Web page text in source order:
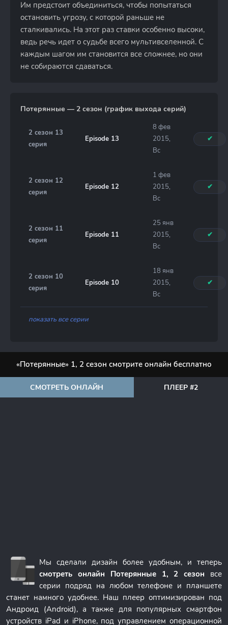
Им предстоит объединиться, чтобы попытаться
остановить угрозу, с которой раньше не
сталкивались. На этот раз ставки особенно высоки,
ведь речь идет о судьбе всего мультивселенной. С
каждым шагом им становится все сложнее, но они
не собираются сдаваться.
Потерянные — 2 сезон (график выхода серий)
2 сезон 13
серия
Episode 13
8 фев
2015,
Вс
✔
2 сезон 12
серия
Episode 12
1 фев
2015,
Вс
✔
2 сезон 11
серия
Episode 11
25 янв
2015,
Вс
✔
2 сезон 10
серия
Episode 10
18 янв
2015,
Вс
✔
показать все серии
«Потерянные» 1, 2 сезон смотрите онлайн бесплатно
СМОТРЕТЬ ОНЛАЙН ПЛЕЕР #2
Мы сделали дизайн более удобным, и теперь
смотреть онлайн Потерянные 1, 2 сезон все
серии подряд на любом телефоне и планшете
станет намного удобнее. Наш плеер оптимизирован под
Андроид (Android), а также для популярных смартфон
устройств iPad и iPhone, под управлением операционной